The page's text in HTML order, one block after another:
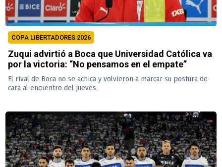
COPA LIBERTADORES 2026
Zuqui advirtió a Boca que Universidad Católica va
por la victoria: “No pensamos en el empate”
El rival de Boca no se achica y volvieron a marcar su postura de
cara al encuentro del jueves.